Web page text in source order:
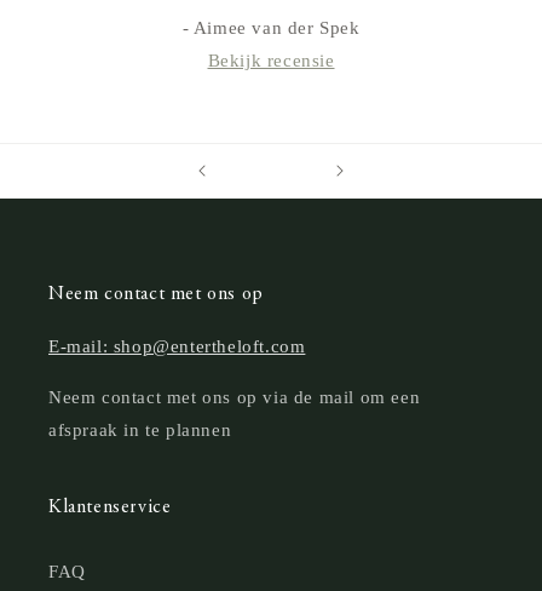
- Aimee van der Spek
Bekijk recensie
Neem contact met ons op
E-mail: shop@entertheloft.com
Neem contact met ons op via de mail om een
afspraak in te plannen
Klantenservice
FAQ